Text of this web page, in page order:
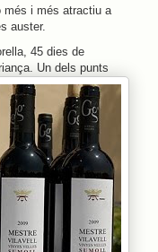
més i més atractiu a
auster.
45 dies de
Un dels punts